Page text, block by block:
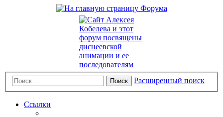
Поиск Расширенный поиск
Ссылки